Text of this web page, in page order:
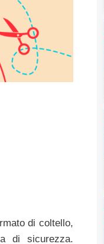
di coltello,
di sicurezza.